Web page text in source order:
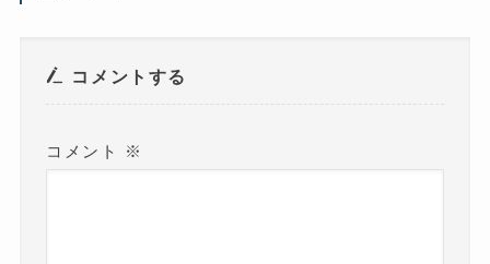
コメントする
コメント ※